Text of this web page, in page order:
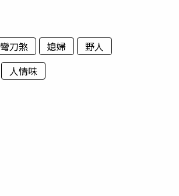
彎刀煞 媳婦
野人
人情味